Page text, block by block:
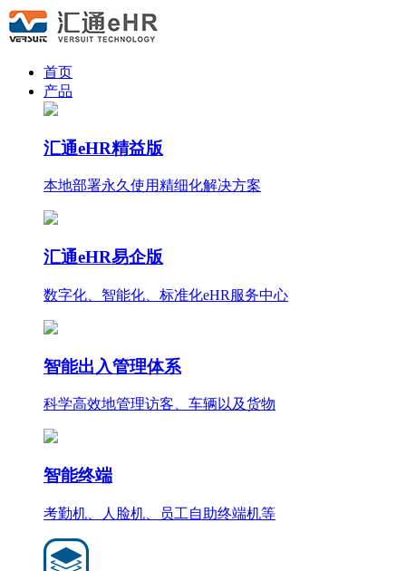
首页
产品
汇通eHR精益版
本地部署永久使用精细化解决方案
汇通eHR易企版
数字化、智能化、标准化eHR服务中心
智能出入管理体系
科学高效地管理访客、车辆以及货物
智能终端
考勤机、人脸机、员工自助终端机等